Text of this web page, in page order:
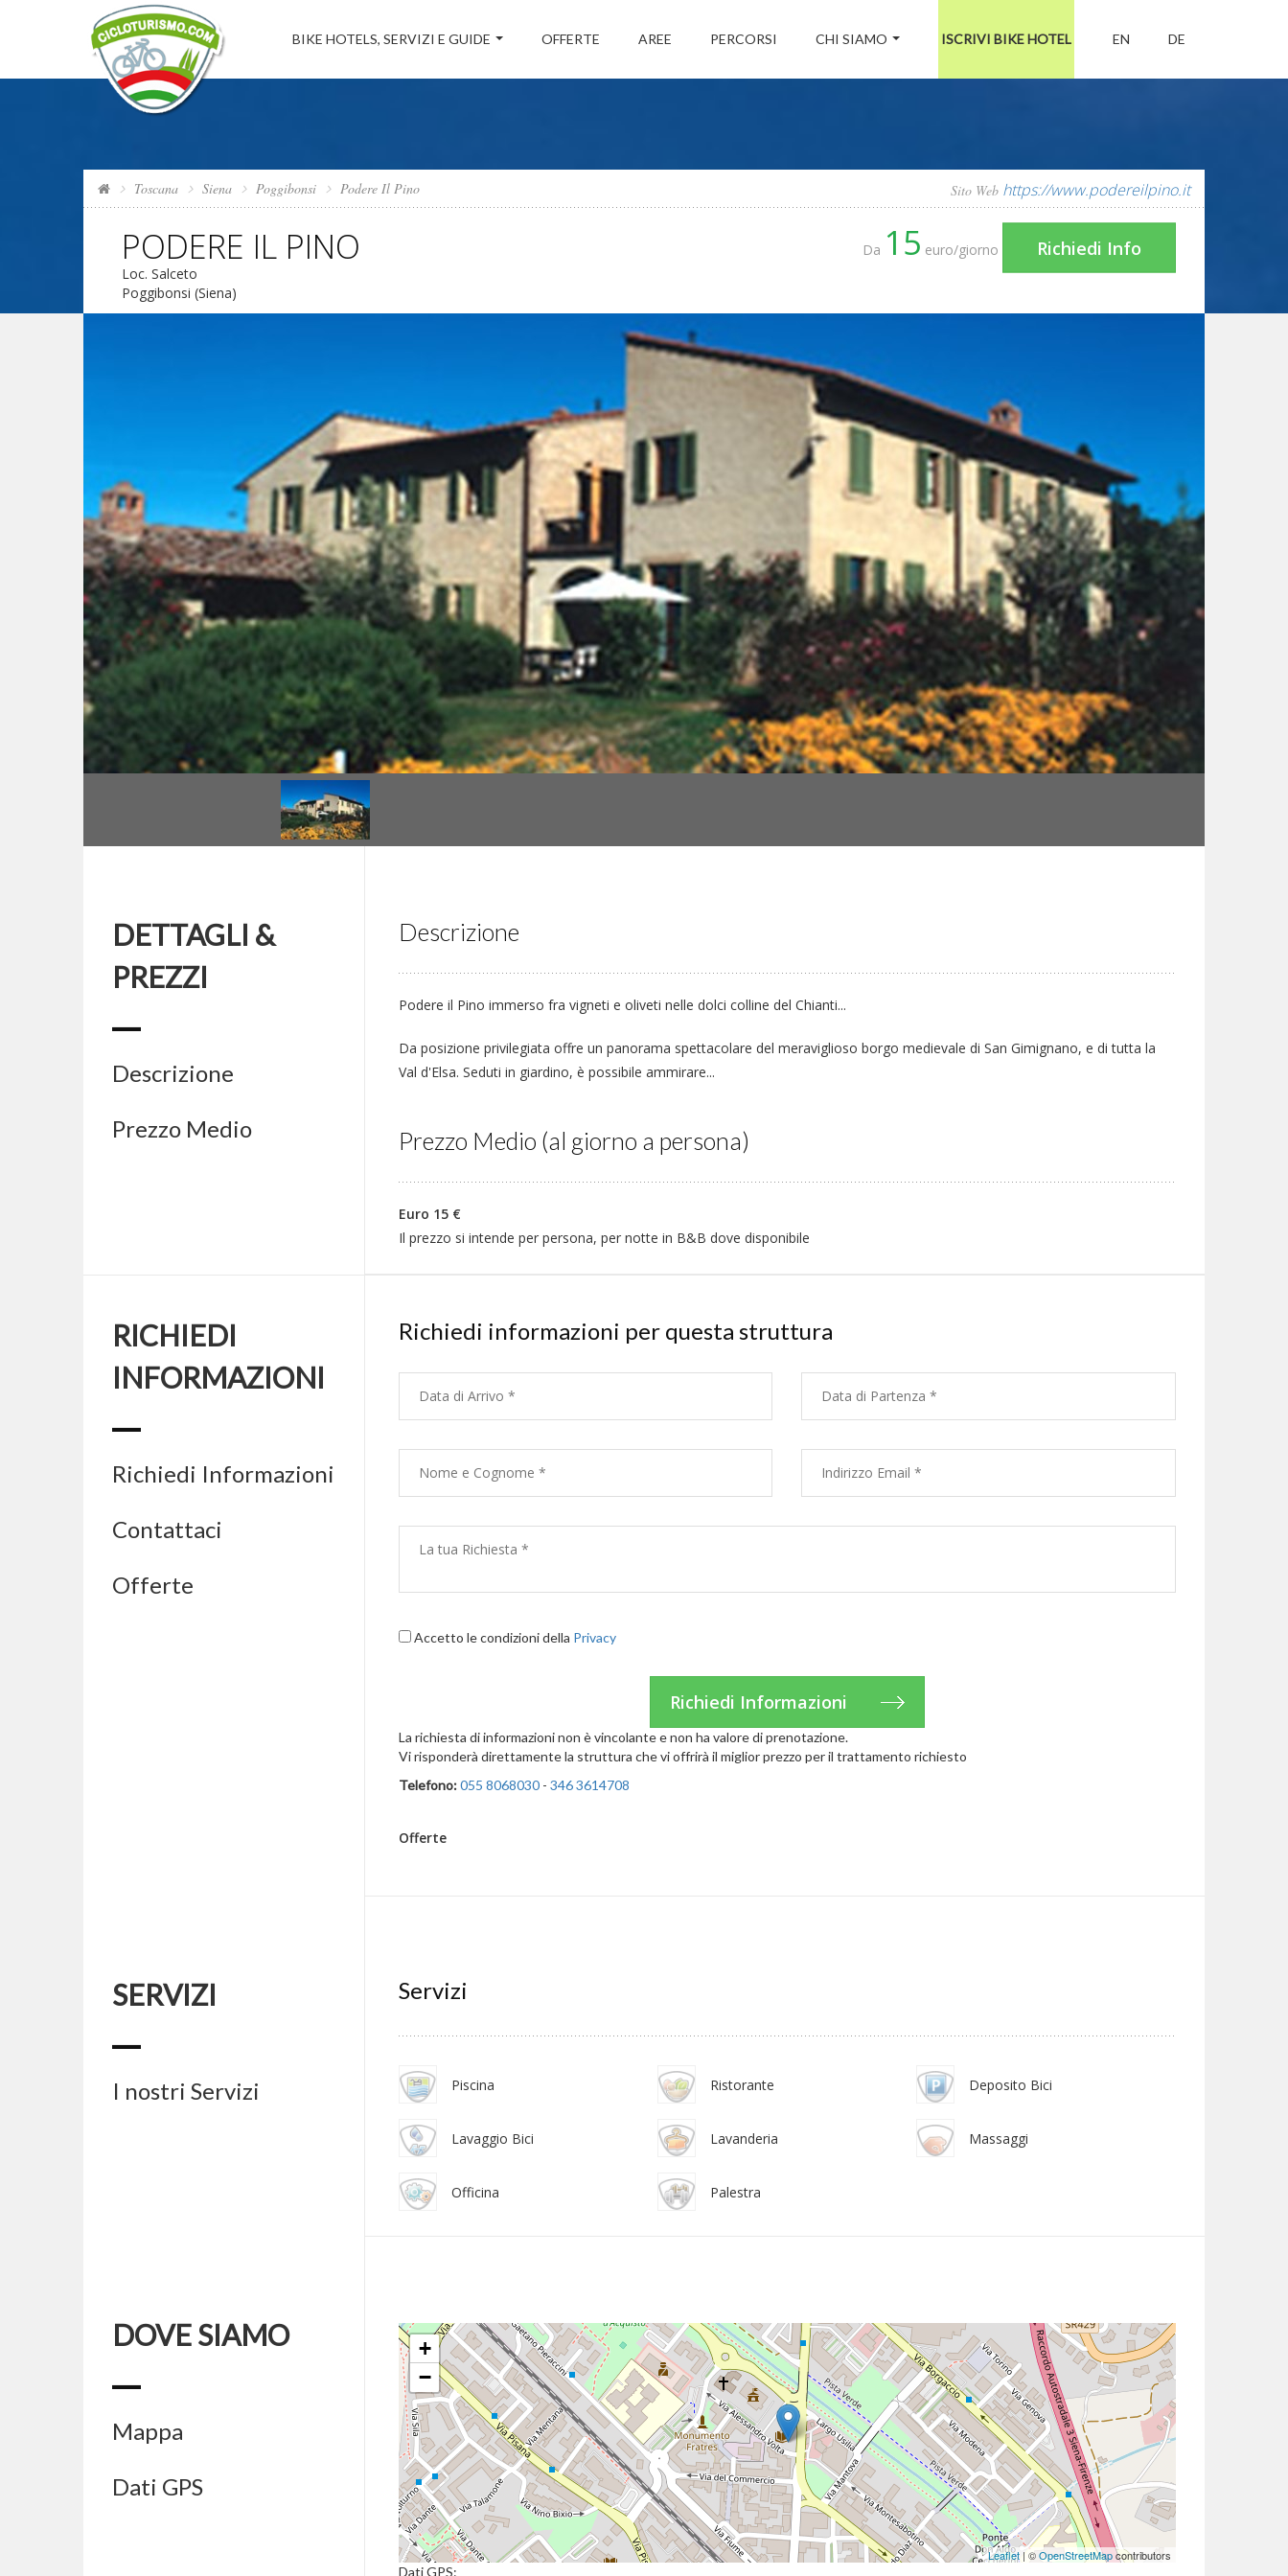
BIKE HOTELS, SERVIZI E GUIDE OFFERTE AREE PERCORSI CHI SIAMO ISCRIVI BIKE HOTEL EN DE
Toscana Siena Poggibonsi Podere Il Pino Sito Web https://www.podereilpino.it
PODERE IL PINO
Loc. Salceto
Poggibonsi (Siena)
Da 15 euro/giorno Richiedi Info
DETTAGLI &
PREZZI
Descrizione
Prezzo Medio
Descrizione
Podere il Pino immerso fra vigneti e oliveti nelle dolci colline del Chianti...
Da posizione privilegiata offre un panorama spettacolare del meraviglioso borgo medievale di San Gimignano, e di tutta la
Val d'Elsa. Seduti in giardino, è possibile ammirare...
Prezzo Medio (al giorno a persona)
Euro 15 €
Il prezzo si intende per persona, per notte in B&B dove disponibile
RICHIEDI
INFORMAZIONI
Richiedi Informazioni
Contattaci
Offerte
Richiedi informazioni per questa struttura
Accetto le condizioni della Privacy
La richiesta di informazioni non è vincolante e non ha valore di prenotazione.
Vi risponderà direttamente la struttura che vi offrirà il miglior prezzo per il trattamento richiesto
Telefono: 055 8068030- 346 3614708
Offerte
SERVIZI
I nostri Servizi
Servizi
Piscina Ristorante Deposito Bici
Lavaggio Bici Lavanderia Massaggi
Officina Palestra
DOVE SIAMO
Mappa
Dati GPS
+
−
Leaflet| ©OpenStreetMapcontributors
Dati GPS: